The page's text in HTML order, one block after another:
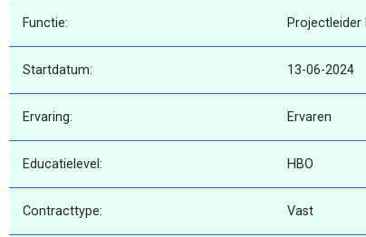
Functie: Projectleider
Startdatum: 13-06-2024
Ervaring: Ervaren
Educatielevel: HBO
Contracttype: Vast